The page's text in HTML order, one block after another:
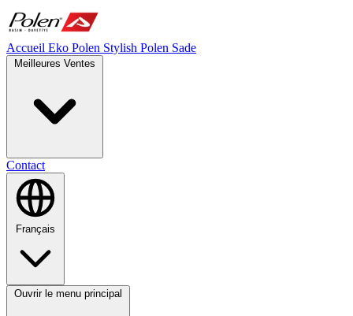
Accueil Eko Polen Stylish Polen Sade
Contact
Ouvrir le menu principal